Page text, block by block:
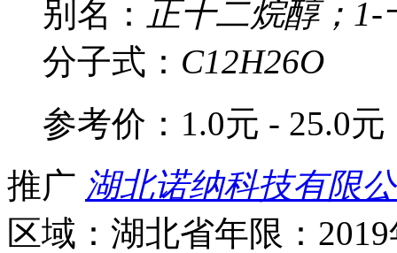
别名： 正十二烷醇；
分子式： C12H26O
参考价： 1.0元 - 25.0元
推广 湖北诺纳科技有限
区域：湖北省年限：